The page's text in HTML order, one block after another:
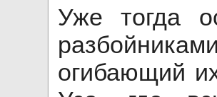
Уже тогда
огибающий